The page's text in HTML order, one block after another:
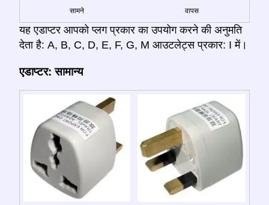
सामने वापस
यह एडाप्टर आपको प्लग प्रकार का उपयोग करने की अनुमति
देता है: A, B, C, D, E, F, G, M आउटलेट्स प्रकार: I में।
एडाप्टर: सामान्य